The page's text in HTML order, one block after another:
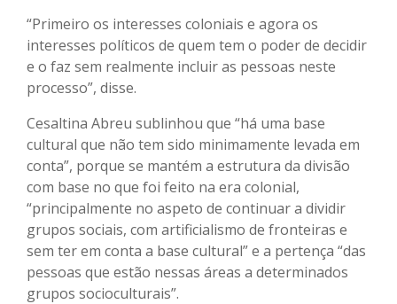
“Primeiro os interesses coloniais e agora os
interesses políticos de quem tem o poder de decidir
e o faz sem realmente incluir as pessoas neste
processo”, disse.
Cesaltina Abreu sublinhou que “há uma base
cultural que não tem sido minimamente levada em
conta”, porque se mantém a estrutura da divisão
com base no que foi feito na era colonial,
“principalmente no aspeto de continuar a dividir
grupos sociais, com artificialismo de fronteiras e
sem ter em conta a base cultural” e a pertença “das
pessoas que estão nessas áreas a determinados
grupos socioculturais”.